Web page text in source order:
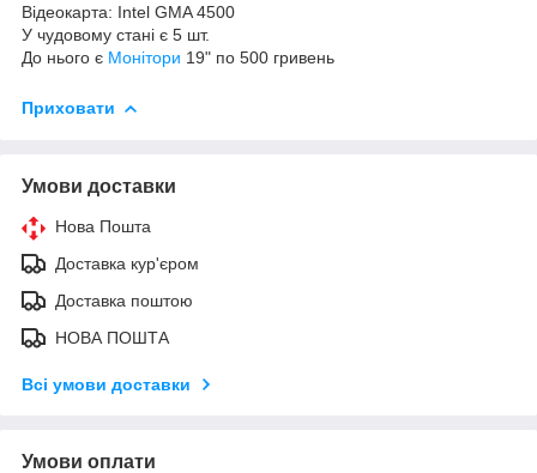
Відеокарта: Intel GMA 4500
У чудовому стані є 5 шт.
До нього є Монітори 19" по 500 гривень
Приховати
Умови доставки
Нова Пошта
Доставка кур'єром
Доставка поштою
НОВА ПОШТА
Всі умови доставки
Умови оплати